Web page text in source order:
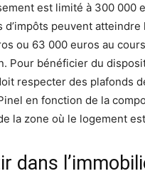
est limité à 300 000
d’impôts peuvent
ou 63 000 euros au
Pour bénéficier du
respecter des plafonds
en fonction de la
la zone où le logement
dans